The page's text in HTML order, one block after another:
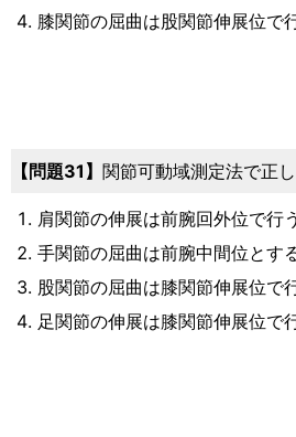
膝関節の屈曲は股関節伸展位で
31 関節可動域測定法で正し
肩関節の伸展は前腕回外位で行う
手関節の屈曲は前腕中間位とす
股関節の屈曲は膝関節伸展位で
足関節の伸展は膝関節伸展位で